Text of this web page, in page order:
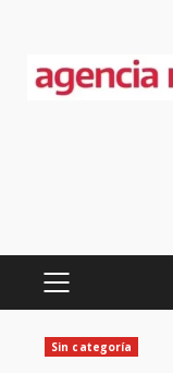
Sin categoría